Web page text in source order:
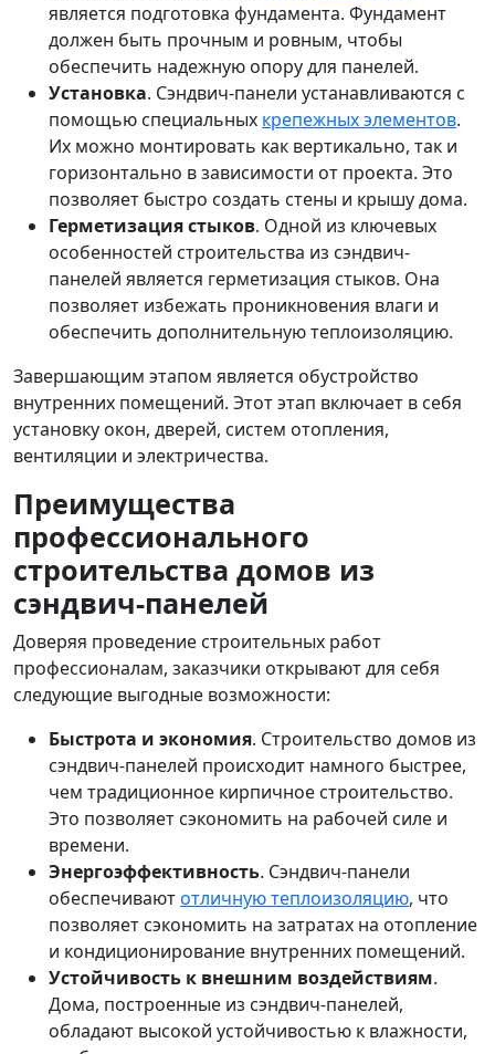
является подготовка фундамента. Фундамент
должен быть прочным и ровным, чтобы
обеспечить надежную опору для панелей.
Установка. Сэндвич-панели устанавливаются с
помощью специальных крепежных элементов.
Их можно монтировать как вертикально, так и
горизонтально в зависимости от проекта. Это
позволяет быстро создать стены и крышу дома.
Герметизация стыков. Одной из ключевых
особенностей строительства из сэндвич-
панелей является герметизация стыков. Она
позволяет избежать проникновения влаги и
обеспечить дополнительную теплоизоляцию.
Завершающим этапом является обустройство
внутренних помещений. Этот этап включает в себя
установку окон, дверей, систем отопления,
вентиляции и электричества.
Преимущества
профессионального
строительства домов из
сэндвич-панелей
Доверяя проведение строительных работ
профессионалам, заказчики открывают для себя
следующие выгодные возможности:
Быстрота и экономия. Строительство домов из
сэндвич-панелей происходит намного быстрее,
чем традиционное кирпичное строительство.
Это позволяет сэкономить на рабочей силе и
времени.
Энергоэффективность. Сэндвич-панели
обеспечиваютотличную теплоизоляцию, что
позволяет сэкономить на затратах на отопление
и кондиционирование внутренних помещений.
Устойчивость к внешним воздействиям.
Дома, построенные из сэндвич-панелей,
обладают высокой устойчивостью к влажности,